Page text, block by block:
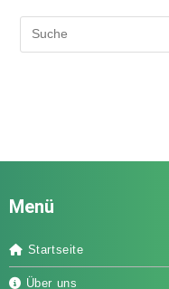
Menü
Startseite
Über uns